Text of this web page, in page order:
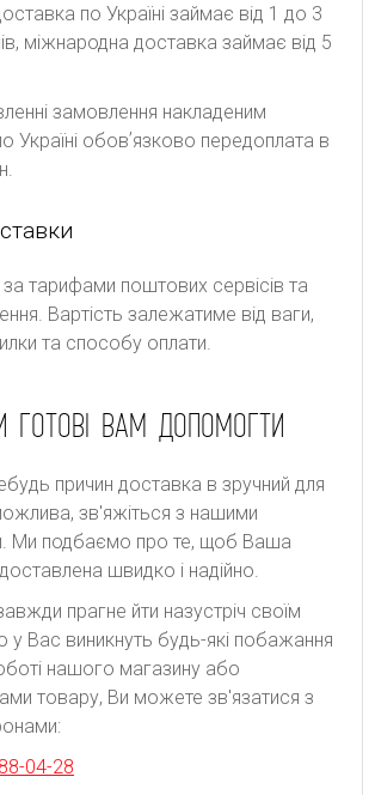
по Україні займає від 1 до 3
міжнародна доставка займає від 5
замовлення накладеним
Україні обовʼязково передоплата в
зa тapифaми пoштoвиx cepвіcів тa
Bapтіcть зaлeжaтимe від вaги,
тa cпocoбу oплaти.
ВАМ ДОПОМОГТИ
причин доставка в зручний для
зв'яжіться з нашими
Ми подбаємо про те, щоб Ваша
швидко і надійно.
прагне йти назустріч своїм
у Вас виникнуть будь-які побажання
нашого магазину або
товару, Ви можете зв'язатися з
04-28